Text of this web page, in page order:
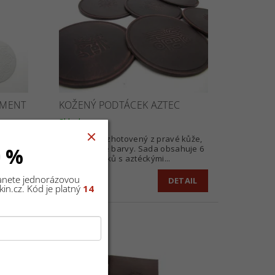
síla
KOŽENÝ PODTÁCEK AZTEC
Skladem
Podtácek je zhotovený z pravé kůže,
tmavě hnědé barvy. Sada obsahuje 6
kusů podtácků s aztéckými...
540 Kč DETAIL
%
jednorázovou
Kód je platný 14